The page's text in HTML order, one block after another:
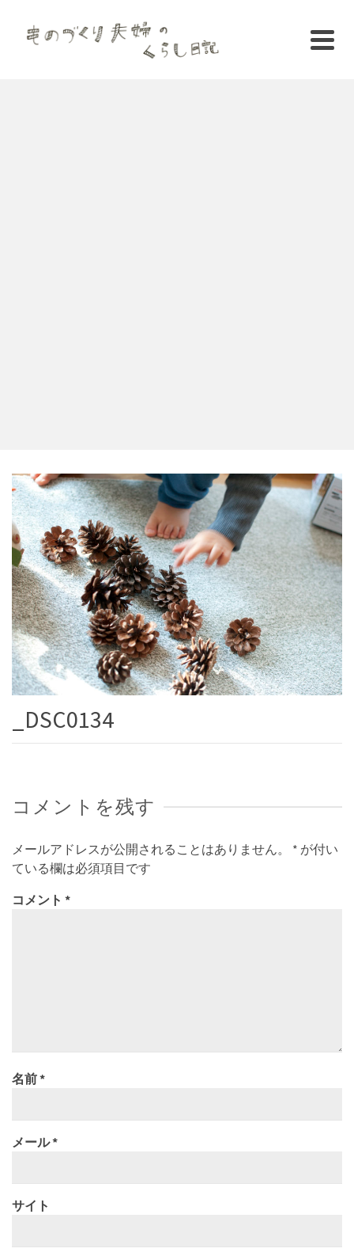
_DSC0134
コメントを残す
メールアドレスが公開されることはありません。 * が付い
ている欄は必須項目です
コメント *
名前*
メール*
サイト